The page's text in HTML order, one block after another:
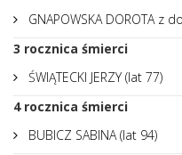
GNAPOWSKA DOROTA z
3 rocznica śmierci
ŚWIĄTECKI JERZY (lat 77)
4rocznica śmierci
BUBICZ SABINA (lat 94)